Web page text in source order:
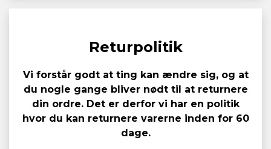
Returpolitik
Vi forstår godt at ting kan ændre sig, og at
du nogle gange bliver nødt til at returnere
din ordre. Det er derfor vi har en politik
hvor du kan returnere varerne inden for 60
dage.